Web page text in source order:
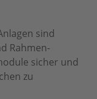
sind
Rahmen­
sicher und
zu
Über uns